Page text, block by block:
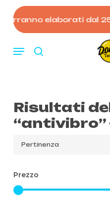
main
elaborati dal 25
search
Menu
Carrello
Risultati
“antivibro”
Prezzo